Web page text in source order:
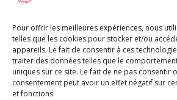
Pour offrir les meilleures expériences, nous
telles que les cookies pour stocker et/ou
appareils. Le fait de consentir à ces
traiter des données telles que le
uniques sur ce site. Le fait de ne pas consentir
consentement peut avoir un effet négatif sur
et fonctions.
Chèque Compta
Chèque Emploi Spectacle
G-Pods
Profession Audio-visuel